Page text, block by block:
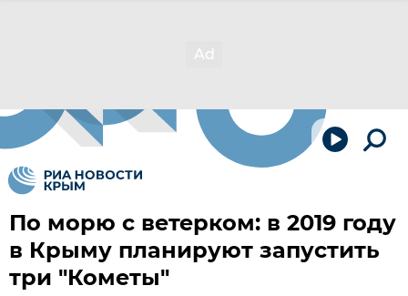
По морю с ветерком: в 2019 году
в Крыму планируют запустить
три "Кометы"